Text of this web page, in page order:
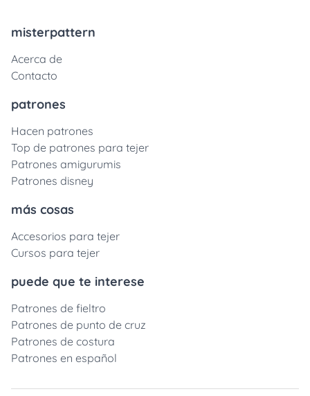
misterpattern
Acerca de
Contacto
patrones
Hacen patrones
Top de patrones para tejer
Patrones amigurumis
Patrones disney
más cosas
Accesorios para tejer
Cursos para tejer
puede que te interese
Patrones de fieltro
Patrones de punto de cruz
Patrones de costura
Patrones en español